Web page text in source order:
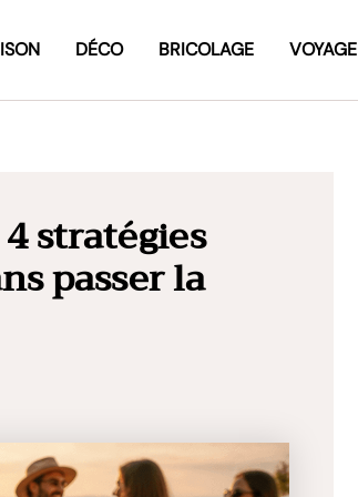
DÉCO BRICOLAGE VOYAGE
stratégies
passer la